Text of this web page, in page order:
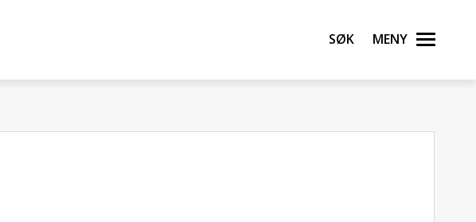
Søk Meny